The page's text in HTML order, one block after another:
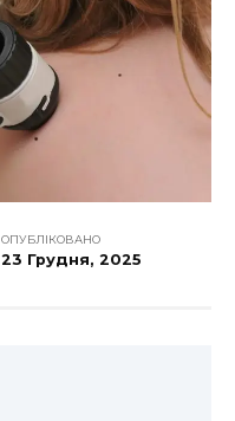
ОПУБЛІКОВАНО
23 Грудня, 2025